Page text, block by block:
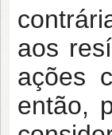
aos
ações
então,